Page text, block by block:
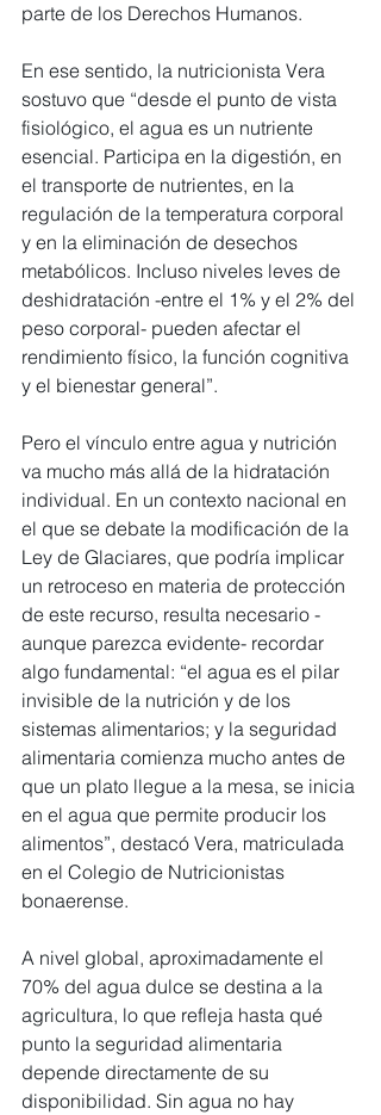
parte de los Derechos Humanos.
En ese sentido, la nutricionista Vera
sostuvo que “desde el punto de vista
fisiológico, el agua es un nutriente
esencial. Participa en la digestión, en
el transporte de nutrientes, en la
regulación de la temperatura corporal
y en la eliminación de desechos
metabólicos. Incluso niveles leves de
deshidratación -entre el 1% y el 2% del
peso corporal- pueden afectar el
rendimiento físico, la función cognitiva
y el bienestar general”.
Pero el vínculo entre agua y nutrición
va mucho más allá de la hidratación
individual. En un contexto nacional en
el que se debate la modificación de la
Ley de Glaciares, que podría implicar
un retroceso en materia de protección
de este recurso, resulta necesario -
aunque parezca evidente- recordar
algo fundamental: “el agua es el pilar
invisible de la nutrición y de los
sistemas alimentarios; y la seguridad
alimentaria comienza mucho antes de
que un plato llegue a la mesa, se inicia
en el agua que permite producir los
alimentos”, destacó Vera, matriculada
en el Colegio de Nutricionistas
bonaerense.
A nivel global, aproximadamente el
70% del agua dulce se destina a la
agricultura, lo que refleja hasta qué
punto la seguridad alimentaria
depende directamente de su
disponibilidad. Sin agua no hay